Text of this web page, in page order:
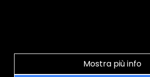
Mostra più info